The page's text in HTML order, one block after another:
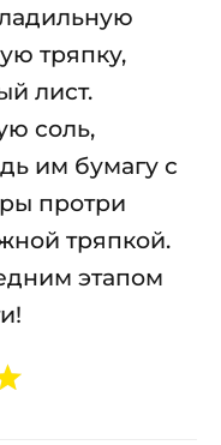
тряпку,
лист.
соль,
им бумагу с
протри
тряпкой.
этапом